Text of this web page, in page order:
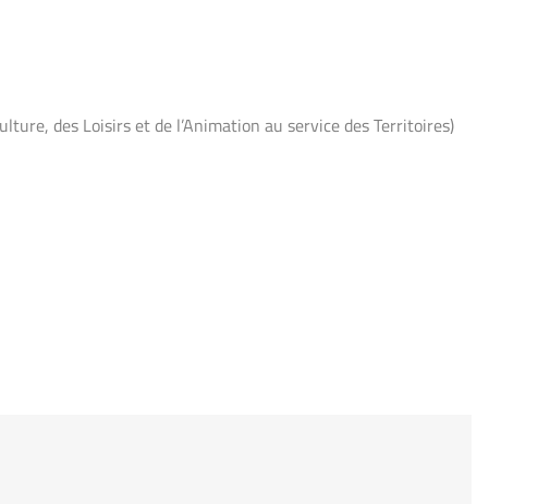
des Loisirs et de l’Animation au service des Territoires)